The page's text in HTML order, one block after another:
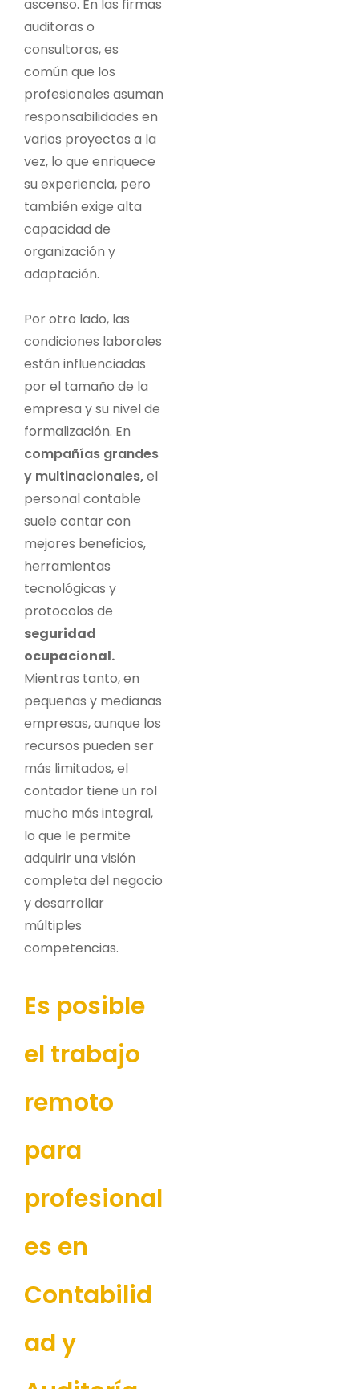
ascenso. En las firmas
auditoras o
consultoras, es
común que los
profesionales asuman
responsabilidades en
varios proyectos a la
vez, lo que enriquece
su experiencia, pero
también exige alta
capacidad de
organización y
adaptación.
Por otro lado, las
condiciones laborales
están influenciadas
por el tamaño de la
empresa y su nivel de
formalización. En
compañías grandes
y multinacionales,el
personal contable
suele contar con
mejores beneficios,
herramientas
tecnológicas y
protocolos de
seguridad
ocupacional.
Mientras tanto, en
pequeñas y medianas
empresas, aunque los
recursos pueden ser
más limitados, el
contador tiene un rol
mucho más integral,
lo que le permite
adquirir una visión
completa del negocio
y desarrollar
múltiples
competencias.
Es posible
el trabajo
remoto
para
profesional
es en
Contabilid
ad y